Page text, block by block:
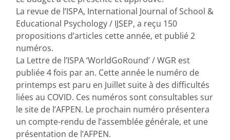
La revue de l’ISPA, International Journal of School &
Educational Psychology / IJSEP, a reçu 150
propositions d’articles cette année, et publié 2
numéros.
La Lettre de l’ISPA ‘WorldGoRound’ / WGR est
publiée 4 fois par an. Cette année le numéro de
printemps est paru en Juillet suite à des difficultés
liées au COVID. Ces numéros sont consultables sur
le site de l’AFPEN. Le prochain numéro présentera
un compte-rendu de l’assemblée générale, et une
présentation de l’AFPEN.